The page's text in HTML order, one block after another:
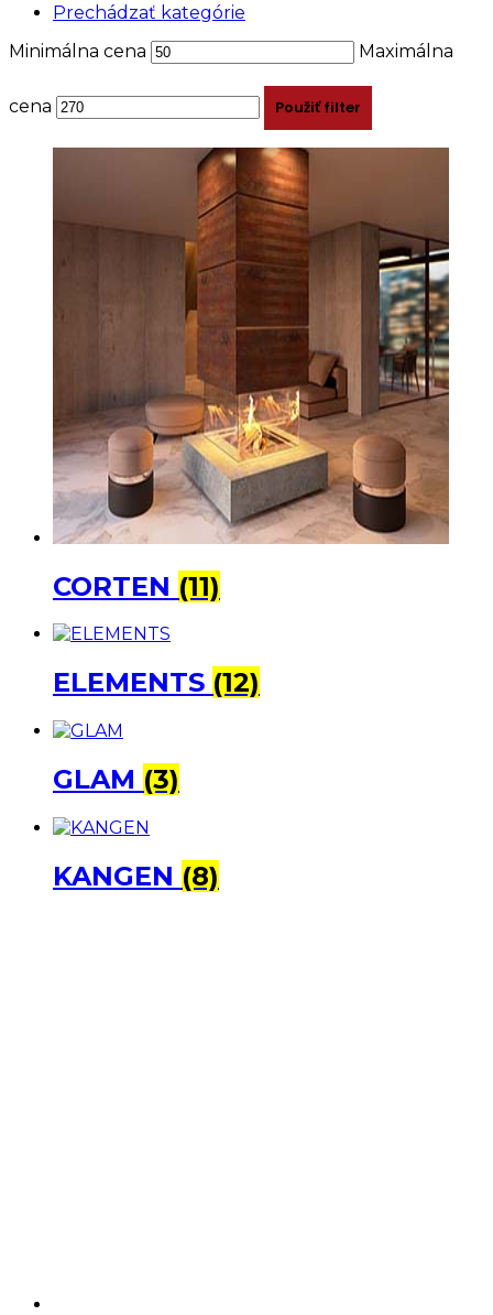
Prechádzať kategórie
Minimálna cena
Maximálna
cena Použiť filter
CORTEN (11)
ELEMENTS (12)
GLAM (3)
KANGEN (8)